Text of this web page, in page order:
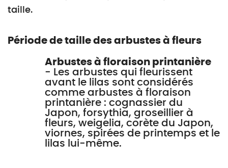
taille.
Période de taille des arbustes à fleurs
Arbustes à floraison printanière
- Les arbustes qui fleurissent
avant le lilas sont considérés
comme arbustes à floraison
printanière : cognassier du
Japon, forsythia, groseillier à
fleurs, weigelia, corète du Japon,
viornes, spirées de printemps et le
lilas lui-même.